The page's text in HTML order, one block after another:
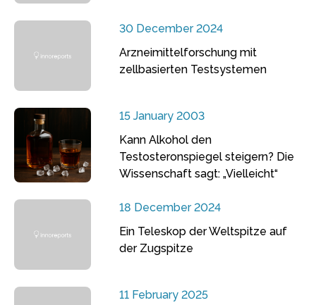
30 December 2024
Arzneimittelforschung mit
zellbasierten Testsystemen
15 January 2003
Kann Alkohol den
Testosteronspiegel steigern? Die
Wissenschaft sagt: „Vielleicht“
18 December 2024
Ein Teleskop der Weltspitze auf
der Zugspitze
11 February 2025